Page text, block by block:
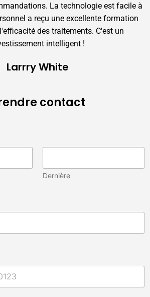
La technologie est facile à
a reçu une excellente formation
des traitements. C'est un
intelligent !
Larrry White
contact
Dernière